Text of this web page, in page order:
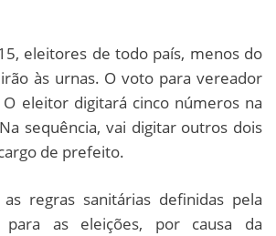
eleitores de todo país, menos do
às urnas. O voto para vereador
eleitor digitará cinco números na
sequência, vai digitar outros dois
de prefeito.
regras sanitárias definidas pela
para as eleições, por causa da